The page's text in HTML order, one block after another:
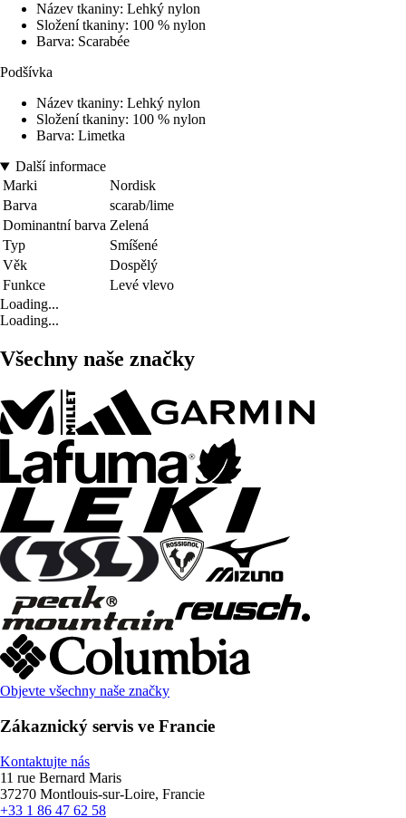
Název tkaniny: Lehký nylon
Složení tkaniny: 100 % nylon
Barva: Scarabée
Podšívka
Název tkaniny: Lehký nylon
Složení tkaniny: 100 % nylon
Barva: Limetka
Další informace
Marki
Nordisk
Barva
scarab/lime
Dominantní barva Zelená
Typ
Smíšené
Věk
Dospělý
Funkce
Levé vlevo
Loading...
Loading...
Všechny naše značky
Objevte všechny naše značky
Zákaznický servis ve Francie
Kontaktujte nás
11 rue Bernard Maris
37270 Montlouis-sur-Loire, Francie
+33 1 86 47 62 58